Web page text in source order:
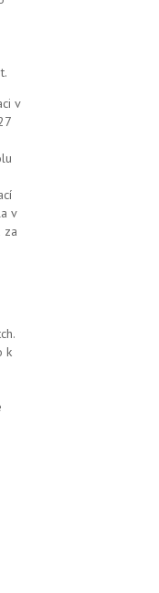
v
v
za
k